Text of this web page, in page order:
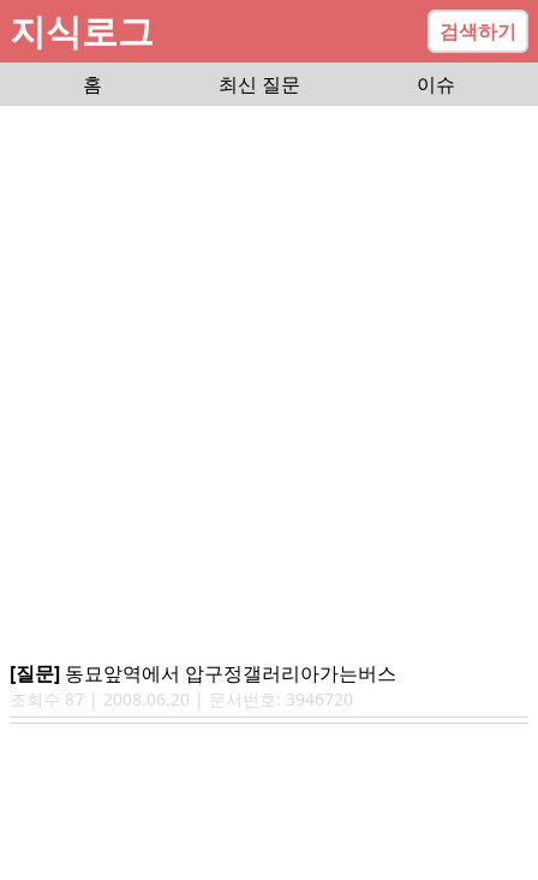
지식로그
검색하기
홈
최신 질문 이슈
[질문] 동묘앞역에서 압구정갤러리아가는버스
조회수 87 | 2008.06.20 | 문서번호: 3946720